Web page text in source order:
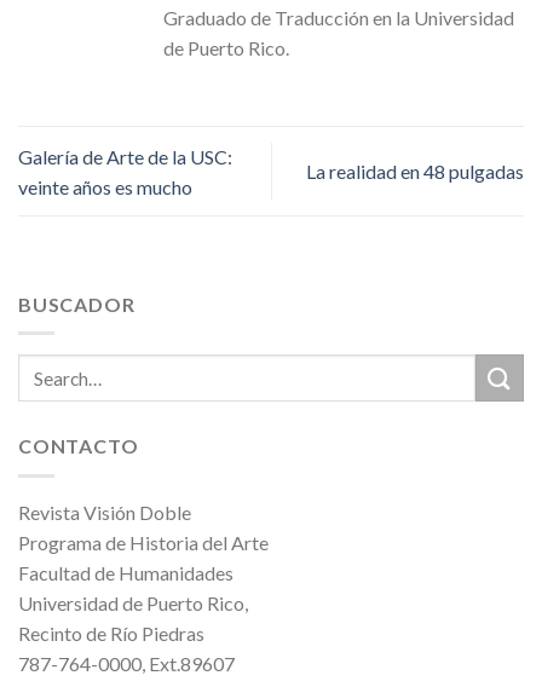
Graduado de Traducción en la Universidad
de Puerto Rico.
Galería de Arte de la USC:
veinte años es mucho
La realidad en 48 pulgadas
BUSCADOR
CONTACTO
Revista Visión Doble
Programa de Historia del Arte
Facultad de Humanidades
Universidad de Puerto Rico,
Recinto de Río Piedras
787-764-0000, Ext.89607